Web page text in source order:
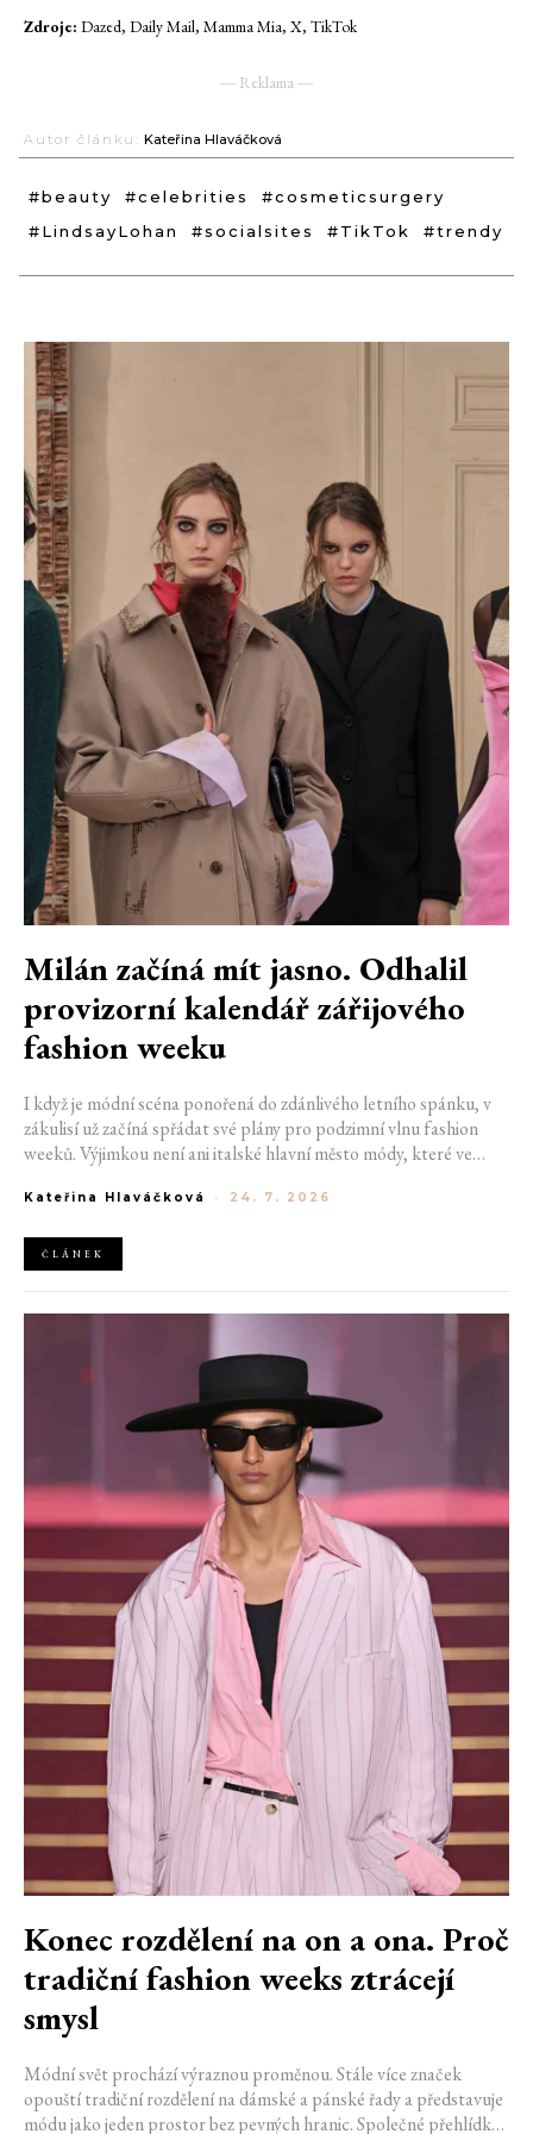
Zdroje: Dazed, Daily Mail, Mamma Mia, X, TikTok
― Reklama ―
Autor článku: Kateřina Hlaváčková
#beauty #celebrities
#cosmeticsurgery
#LindsayLohan
#socialsites #TikTok #trendy
Milán začíná mít jasno. Odhalil
provizorní kalendář zářijového
fashion weeku
I když je módní scéna ponořená do zdánlivého letního spánku, v
zákulisí už začíná spřádat své plány pro podzimní vlnu fashion
weeků. Výjimkou není ani italské hlavní město módy, které ve
22. do 28. září přivítá tradiční jména, pozornost však zaměří
Moschino.
Kateřina Hlaváčková - 24. 7. 2026
ČLÁNEK
Konec rozdělení na on a ona. Proč
tradiční fashion weeks ztrácejí
smysl
Módní svět prochází výraznou proměnou. Stále více značek
opouští tradiční rozdělení na dámské a pánské řady a představuje
módu jako jeden prostor bez pevných hranic. Společné přehlídky,